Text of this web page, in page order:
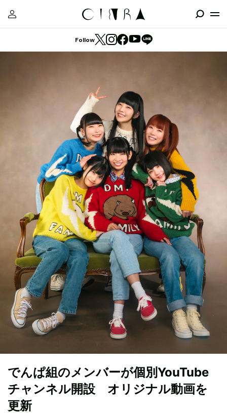
Follow
でんぱ組のメンバーが個別YouTube
チャンネル開設 オリジナル動画を
更新